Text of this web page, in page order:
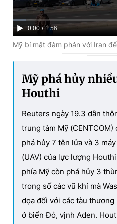
C
u
r
e
t
T
0:00 / D
u
a
t
o
n
1:56
Mỹ bí mật đàm phán với Iran
Mỹ phá hủy
Houthi
Reuters ngày 19.3 dẫn
trung tâm Mỹ
phá hủy 7 tên lửa và 3
(UAV) của lực lượng
phía Mỹ còn phá hủy 3
trong số các vũ khí mà
dọa đối với các tàu thương
ở biển Đỏ, vịnh Aden.